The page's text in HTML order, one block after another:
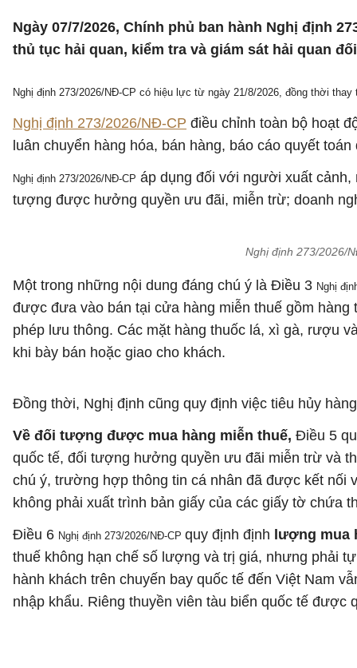
Ngày 07/7/2026, Chính phủ ban hành Nghị định
thủ tục hải quan, kiểm tra và giám sát hải quan
Nghị định 273/2026/NĐ-CP có hiệu lực từ ngày 21/8/2026, đồng thời
Nghị định 273/2026/NĐ-CP điều chỉnh toàn bộ hoạt
luân chuyển hàng hóa, bán hàng, báo cáo quyết
Nghị định 273/2026/NĐ-CP áp dụng đối với người xuất cảnh,
tượng được hưởng quyền ưu đãi, miễn trừ; doanh
Nghị định 273/2026/
Một trong những nội dung đáng chú ý là Điều 3 Nghị
được đưa vào bán tại cửa hàng miễn thuế gồm
phép lưu thông. Các mặt hàng thuốc lá, xì gà, rượu
khi bày bán hoặc giao cho khách.
Đồng thời, Nghị định cũng quy định việc tiêu hủy
Về đối tượng được mua hàng miễn thuế, Điều 5
quốc tế, đối tượng hưởng quyền ưu đãi miễn trừ và
chú ý, trường hợp thông tin cá nhân đã được kết
không phải xuất trình bản giấy của các giấy tờ chứa
Điều 6 Nghị định 273/2026/NĐ-CP quy định định lượng
thuế không hạn chế số lượng và trị giá, nhưng phải
hành khách trên chuyến bay quốc tế đến Việt Nam
nhập khẩu. Riêng thuyền viên tàu biển quốc tế